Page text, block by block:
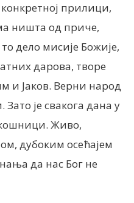
прилици,
ништа од приче,
дело мисије Божије,
дарова, творе
и Јаков. Верни народ
је свакога дана у
Живо,
дубоким осећајем
да нас Бог не